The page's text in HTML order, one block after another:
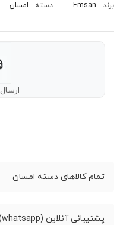
برند : Emsan دسته : امسان
ارسال ۲۵ روز کاری
تمام کالاهای دسته امسان
پشتیبانی آنلاین (whatsapp)